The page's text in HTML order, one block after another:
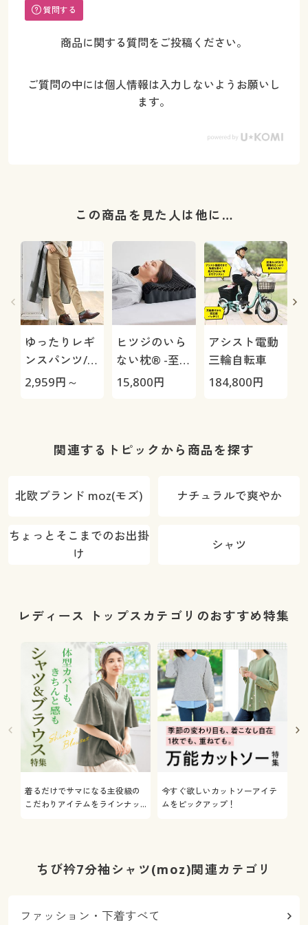
質問する
商品に関する質問をご投稿ください。
ご質問の中には個人情報は入力しないようお願いし
ます。
この商品を見た人は他に…
ゆったりレギ
ンスパンツ/細
見えが叶うら
ト・速乾・洗
2,959円～
ヒツジのいら
ない枕® -至
極-
15,800円
アシスト電動
三輪自転車
184,800円
関連するトピックから商品を探す
北欧ブランド moz(モズ) ナチュラルで爽やか
ちょっとそこまでのお出掛
け
シャツ
レディース トップスカテゴリのおすすめ特集
着るだけでサマになる主役級の
こだわりアイテムをラインナッ
今すぐ欲しいカットソーアイテ
ムをピックアップ！
ちび衿7分袖シャツ(moz)関連カテゴリ
ファッション・下着すべて